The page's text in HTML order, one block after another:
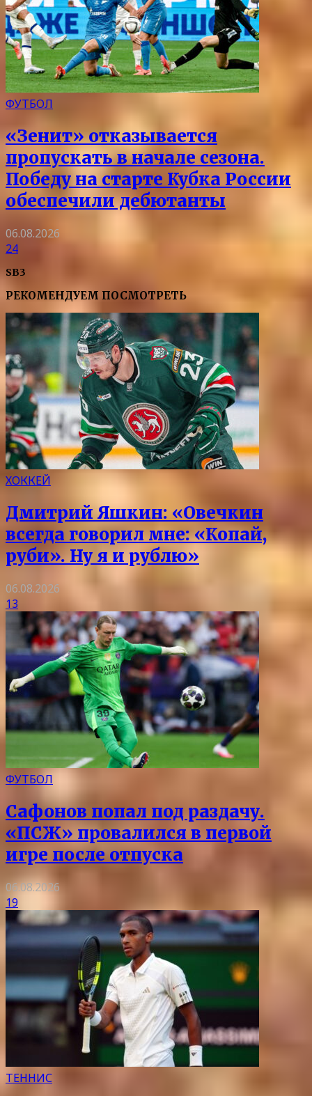
ФУТБОЛ
«Зенит» отказывается
пропускать в начале сезона.
Победу на старте Кубка России
обеспечили дебютанты
06.08.2026
24
SB3
РЕКОМЕНДУЕМ ПОСМОТРЕТЬ
ХОККЕЙ
Дмитрий Яшкин: «Овечкин
всегда говорил мне: «Копай,
руби». Ну я и рублю»
06.08.2026
13
ФУТБОЛ
Сафонов попал под раздачу.
«ПСЖ» провалился в первой
игре после отпуска
06.08.2026
19
ТЕННИС